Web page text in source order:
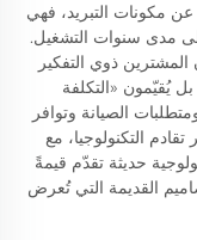
عن مكونات التبريد، فهي
مدى سنوات التشغيل.
ذوي التفكير
يُقيّمون «التكلفة
الصيانة وتوافر
التكنولوجيا، مع
حديثة تقدّم قيمةً
القديمة التي تُعرض